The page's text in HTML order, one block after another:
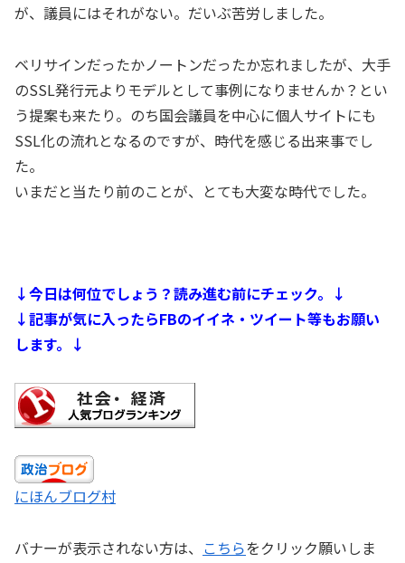
が、議員にはそれがない。だいぶ苦労しました。
ベリサインだったかノートンだったか忘れましたが、大手
のSSL発行元よりモデルとして事例になりませんか？とい
う提案も来たり。のち国会議員を中心に個人サイトにも
SSL化の流れとなるのですが、時代を感じる出来事でし
た。
いまだと当たり前のことが、とても大変な時代でした。
↓今日は何位でしょう？読み進む前にチェック。↓
↓記事が気に入ったらFBのイイネ・ツイート等もお願い
します。↓
にほんブログ村
バナーが表示されない方は、 こちらをクリック願いしま